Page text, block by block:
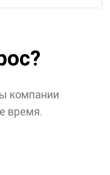
компании
время.